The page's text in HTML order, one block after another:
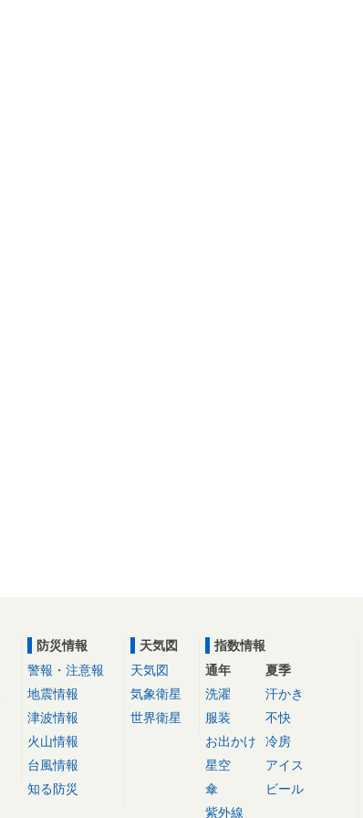
防災情報
警報・注意報
地震情報
津波情報
火山情報
台風情報
知る防災
天気図
天気図
気象衛星
世界衛星
指数情報
通年
洗濯
服装
お出かけ
星空
傘
紫外線
夏季
汗かき
不快
冷房
アイス
ビール